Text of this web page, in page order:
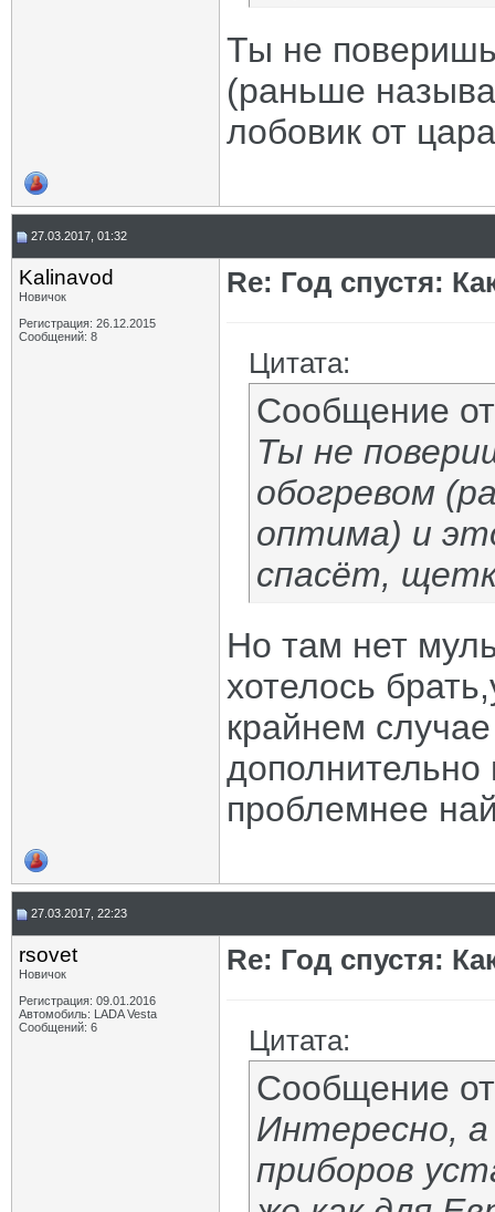
Ты не
(раньше
лобовик от
27.03.2017, 01:32
Kalinavod
Новичок
Регистрация: 26.12.2015
Сообщений: 8
Re: Год спустя:
Цитата:
Сообщение
Ты не
обогревом
оптима) и
спасёт,
Но там нет
хотелось
крайнем
дополнительно
проблемнее
27.03.2017, 22:23
rsovet
Новичок
Регистрация: 09.01.2016
Автомобиль: LADA Vesta
Сообщений: 6
Re: Год спустя:
Цитата:
Сообщение
Интересно, а
приборов